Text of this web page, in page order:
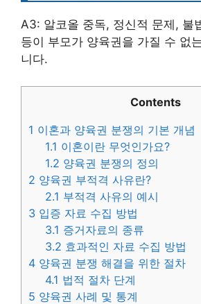
A3: 알코올 중독, 정신적 문제, 불
등이 부모가 양육권을 가질 수 없
니다.
Contents
1 이혼과 양육권 분쟁의 기본 개념
1.1 이혼이란 무엇인가요?
1.2 양육권 분쟁의 정의
2 양육권 부적격 사유란?
2.1 부적격 사유의 예시
3 입증 자료 수집 방법
3.1 증거자료의 종류
3.2 효과적인 자료 수집 방법
4 양육권 분쟁 해결을 위한 절차
4.1 법적 절차 단계
5 양육권 사례 및 통계